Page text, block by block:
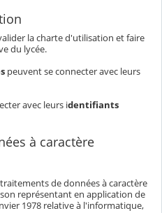
la charte d'utilisation et faire
du lycée.
peuvent se connecter avec leurs
avec leurs identifiants
à caractère
de données à caractère
représentant en application de
1978 relative à l'informatique,